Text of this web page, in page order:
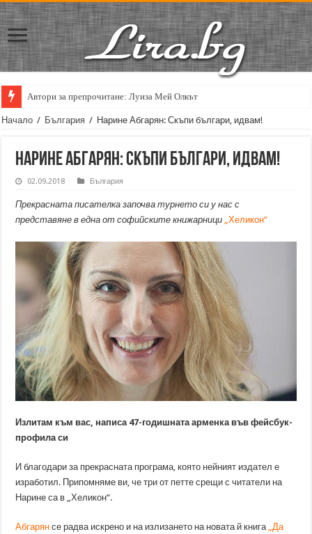
Автори за препрочитане: Луиза Мей Олкът
Начало / България / Нарине Абгарян: Скъпи българи, идвам!
Нарине Абгарян: Скъпи българи, идвам!
02.09.2018 България
Прекрасната писателка започва турнето си у нас с
представяне в една от софийските книжарници „Хеликон“
Излитам към вас, написа 47-годишната арменка във фейсбук-
профила си
И благодари за прекрасната програма, която нейният издател е
изработил. Припомняме ви, че три от петте срещи с читатели на
Нарине са в „Хеликон“.
Абгарян се радва искрено и на излизането на новата й книга
„Да